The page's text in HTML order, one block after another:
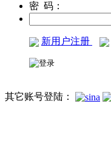
密 码：
新用户注册
其它账号登陆：